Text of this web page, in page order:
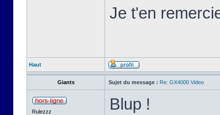
Je t'en
Haut
Giants Sujet du message : Re: GX4000 Video
Rulezzz Blup !